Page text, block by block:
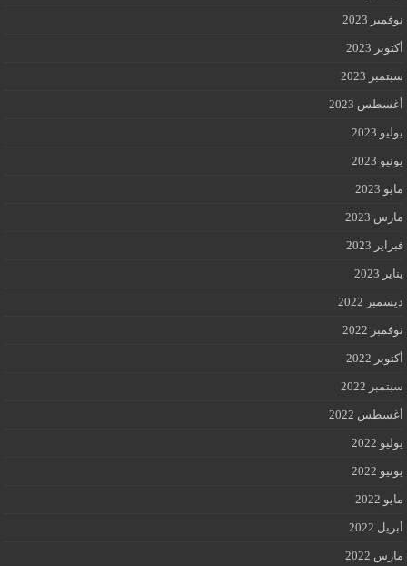
نوفمبر 2023
أكتوبر 2023
سبتمبر 2023
أغسطس 2023
يوليو 2023
يونيو 2023
مايو 2023
مارس 2023
فبراير 2023
يناير 2023
ديسمبر 2022
نوفمبر 2022
أكتوبر 2022
سبتمبر 2022
أغسطس 2022
يوليو 2022
يونيو 2022
مايو 2022
أبريل 2022
مارس 2022